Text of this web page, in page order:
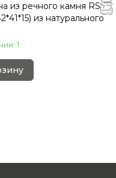
из речного камня RS-
из натурального
1